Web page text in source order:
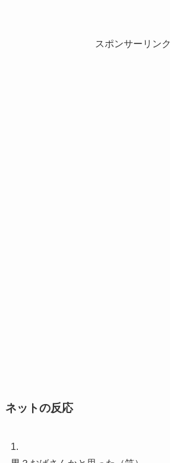
スポンサーリンク
ネットの反応
1.